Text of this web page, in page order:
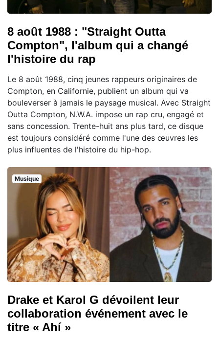
8 août 1988 : "Straight Outta
Compton", l'album qui a changé
l'histoire du rap
Le 8 août 1988, cinq jeunes rappeurs originaires de
Compton, en Californie, publient un album qui va
bouleverser à jamais le paysage musical. Avec Straight
Outta Compton, N.W.A. impose un rap cru, engagé et
sans concession. Trente-huit ans plus tard, ce disque
est toujours considéré comme l'une des œuvres les
plus influentes de l'histoire du hip-hop.
Musique
Drake et Karol G dévoilent leur
collaboration événement avec le
titre « Ahí »